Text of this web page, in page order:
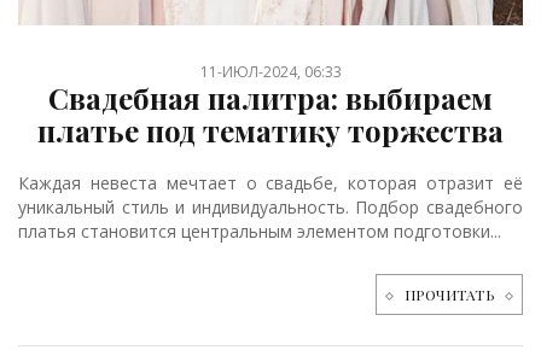
11-ИЮЛ-2024, 06:33
Свадебная палитра: выбираем
платье под тематику торжества
Каждая невеста мечтает о свадьбе, которая отразит её
уникальный стиль и индивидуальность. Подбор свадебного
платья становится центральным элементом подготовки...
ПРОЧИТАТЬ